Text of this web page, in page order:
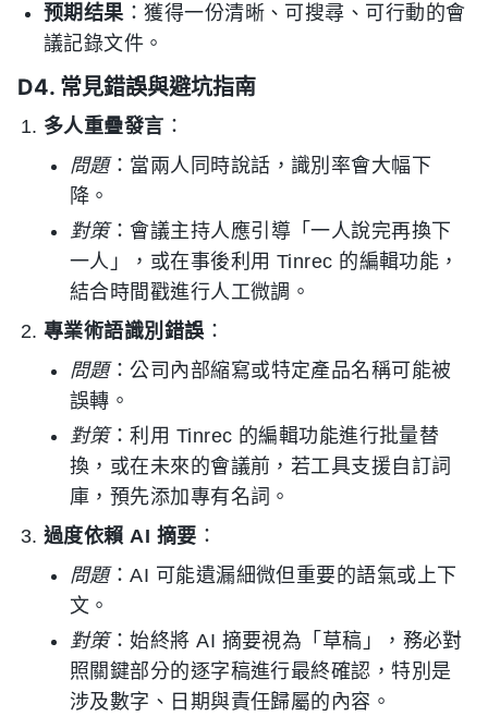
预期结果 ：獲得一份清晰、可搜尋、可行動的會
議記錄文件。
D4. 常見錯誤與避坑指南
多人重疊發言 ：
問題：當兩人同時說話，識別率會大幅下
降。
對策：會議主持人應引導「一人說完再換下
一人」，或在事後利用 Tinrec 的編輯功能，
結合時間戳進行人工微調。
專業術語識別錯誤 ：
問題：公司內部縮寫或特定產品名稱可能被
誤轉。
對策：利用 Tinrec 的編輯功能進行批量替
換，或在未來的會議前，若工具支援自訂詞
庫，預先添加專有名詞。
過度依賴 AI 摘要 ：
問題：AI 可能遺漏細微但重要的語氣或上下
文。
對策：始終將 AI 摘要視為「草稿」，務必對
照關鍵部分的逐字稿進行最終確認，特別是
涉及數字、日期與責任歸屬的內容。